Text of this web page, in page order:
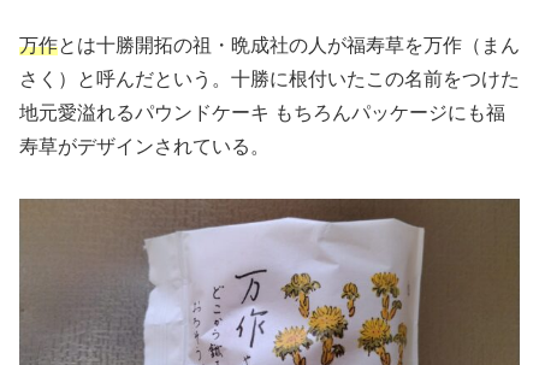
万作とは十勝開拓の祖・晩成社の人が福寿草を万作（まん
さく）と呼んだという。十勝に根付いたこの名前をつけた
地元愛溢れるパウンドケーキ もちろんパッケージにも福
寿草がデザインされている。